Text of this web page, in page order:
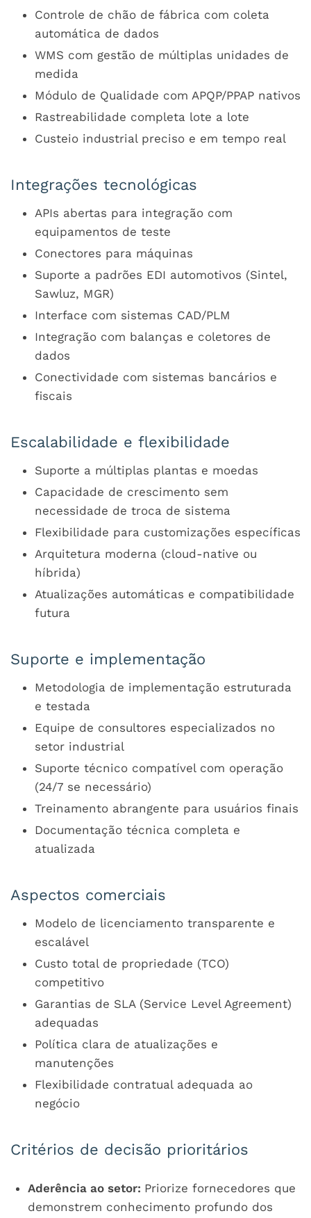
Controle de chão de fábrica com coleta
automática de dados
WMS com gestão de múltiplas unidades de
medida
Módulo de Qualidade com APQP/PPAP nativos
Rastreabilidade completa lote a lote
Custeio industrial preciso e em tempo real
Integrações tecnológicas
APIs abertas para integração com
equipamentos de teste
Conectores para máquinas
Suporte a padrões EDI automotivos (Sintel,
Sawluz, MGR)
Interface com sistemas CAD/PLM
Integração com balanças e coletores de
dados
Conectividade com sistemas bancários e
fiscais
Escalabilidade e flexibilidade
Suporte a múltiplas plantas e moedas
Capacidade de crescimento sem
necessidade de troca de sistema
Flexibilidade para customizações específicas
Arquitetura moderna (cloud-native ou
híbrida)
Atualizações automáticas e compatibilidade
futura
Suporte e implementação
Metodologia de implementação estruturada
e testada
Equipe de consultores especializados no
setor industrial
Suporte técnico compatível com operação
(24/7 se necessário)
Treinamento abrangente para usuários finais
Documentação técnica completa e
atualizada
Aspectos comerciais
Modelo de licenciamento transparente e
escalável
Custo total de propriedade (TCO)
competitivo
Garantias de SLA (Service Level Agreement)
adequadas
Política clara de atualizações e
manutenções
Flexibilidade contratual adequada ao
negócio
Critérios de decisão prioritários
Aderência ao setor: Priorize fornecedores que
demonstrem conhecimento profundo dos